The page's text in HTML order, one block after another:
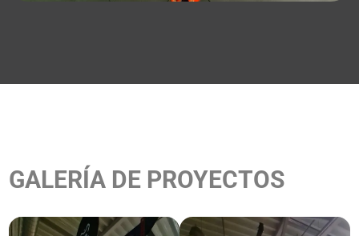
GALERÍA DE PROYECTOS